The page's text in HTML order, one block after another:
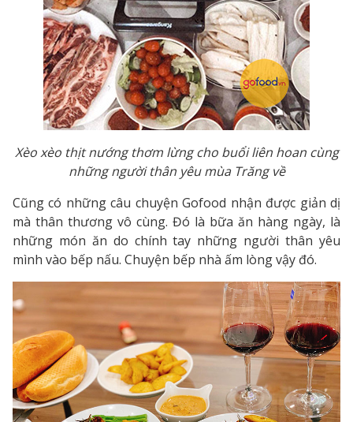
Xèo xèo thịt nướng thơm lừng cho buổi liên hoan cùng
những người thân yêu mùa Trăng về
Cũng có những câu chuyện Gofood nhận được giản dị
mà thân thương vô cùng. Đó là bữa ăn hàng ngày, là
những món ăn do chính tay những người thân yêu
mình vào bếp nấu. Chuyện bếp nhà ấm lòng vậy đó.